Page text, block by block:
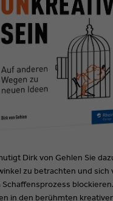
Dirk von Gehlen Sie
zu betrachten und sich
Schaffensprozess
in den berühmten